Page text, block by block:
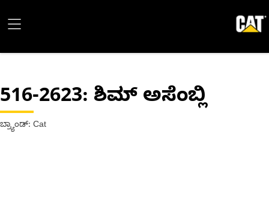
516-2623: ಶಿಮ್ ಅಸೆಂಬ್ಲಿ
ಬ್ರ್ಯಾಂಡ್: Cat